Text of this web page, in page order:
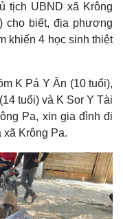
dục
VOV
tịch UBND xã Krông
cho biết, địa phương
khiến 4 học sinh thiệt
K Pá Y Ân (10 tuổi),
tuổi) và K Sor Y Tài
Pa, xin gia đình đi
xã Krông Pa.